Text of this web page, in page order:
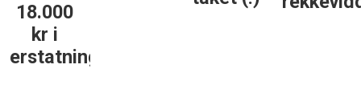
18.000
kr i
erstatning